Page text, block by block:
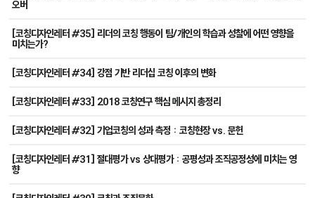
오버
[코칭디자인레터 #35] 리더의 코칭 행동이 팀/개인의 학습과 성찰에 어떤 영향을
미치는가?
[코칭디자인레터 #34] 강점 기반 리더십 코칭 이후의 변화
[코칭디자인레터 #33] 2018 코칭연구 핵심 메시지 총정리
[코칭디자인레터 #32] 기업코칭의 성과 측정 : 코칭현장 vs. 문헌
[코칭디자인레터 #31] 절대평가 vs 상대평가 : 공평성과 조직공정성에 미치는 영
향